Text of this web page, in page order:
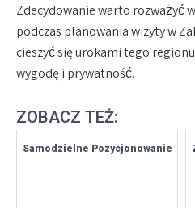
Zdecydowanie warto rozważyć
podczas planowania wizyty w
cieszyć się urokami tego
wygodę i prywatność.
ZOBACZ TEŻ:
Samodzielne Pozycjonowanie